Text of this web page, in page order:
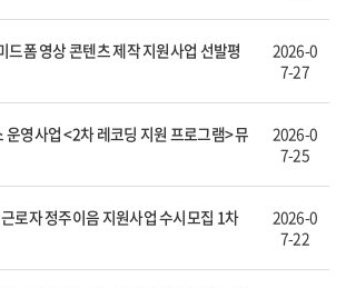
드폼 영상 콘텐츠 제작 지원사업 선발평
2026-0
7-27
영사업 <2차 레코딩 지원 프로그램> 뮤
2026-0
7-25
로자 정주이음 지원사업 수시모집 1차
2026-0
7-22